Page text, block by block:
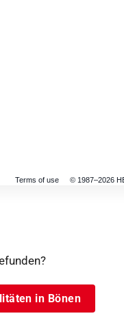
Terms of use © 1987–2026
in Bönen